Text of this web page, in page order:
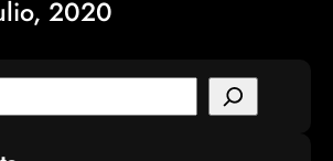
2020